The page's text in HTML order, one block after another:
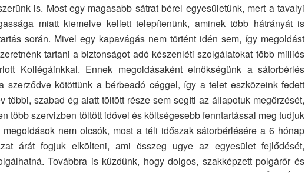
is. Most egy magasabb sátrat bérel egyesületünk, mert a tavalyi
miatt kiemelve kellett telepítenünk, aminek több hátrányát is
során. Mivel egy kapavágás nem történt idén sem, így megoldást
tartani a biztonságot adó készenléti szolgálatokat több milliós
Kollégáinkkal. Ennek megoldásaként elnökségünk a sátorbérlés
szerződve kötöttünk a bérbeadó céggel, így a telet eszközeink fedett
többi, szabad ég alatt töltött része sem segíti az állapotuk megőrzését,
több szervizben töltött idővel és költségesebb fenntartással meg tudjuk
nem olcsók, most a téli időszak sátorbérlésére a 6 hónap
árát fogjuk elkölteni, ami összeg ugye az egyesület fejlődését,
Továbbra is küzdünk, hogy dolgos, szakképzett polgárőr és